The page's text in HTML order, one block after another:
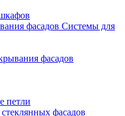
Системы для
фасадов
петли
фасадов